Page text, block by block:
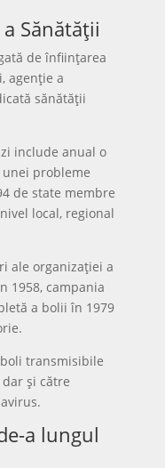
Sănătății
de înființarea
agenție a
sănătății
include anual o
probleme
de state membre
local, regional
ale organizației a
1958, campania
a bolii în 1979
transmisibile
dar și către
a lungul